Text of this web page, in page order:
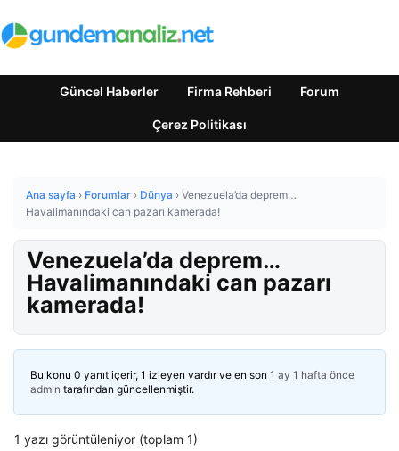
Güncel Haberler Firma Rehberi Forum
Çerez Politikası
Ana sayfa › Forumlar › Dünya › Venezuela’da deprem…
Havalimanındaki can pazarı kamerada!
Venezuela’da deprem…
Havalimanındaki can pazarı
kamerada!
Bu konu 0 yanıt içerir, 1 izleyen vardır ve en son 1 ay 1 hafta önce
admin tarafından güncellenmiştir.
1 yazı görüntüleniyor (toplam 1)